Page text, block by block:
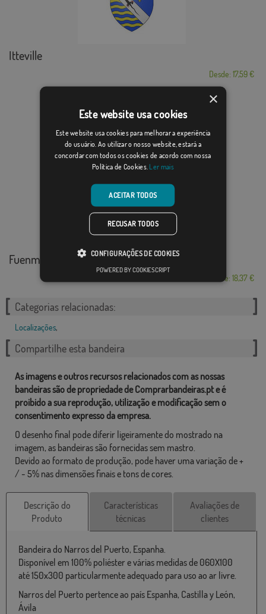
Itteville
Desde: 17,59 €
Fuenmayor
Desde: 18,37 €
Categorias relacionadas:
Localizações,
Compartilhe esta bandeira
As imagens e outros recursos relacionados com as nossas
bandeiras são de propriedade de Comprarbandeiras.pt e é
proibido a sua reprodução, utilização e modificação sem o
consentimento expresso da empresa.
O desenho final pode diferir ligeiramente do mostrado na
imagem, as bandeiras são fornecidas sem mastro.
Devido ao formato de produção, pode haver uma variação de +
/ - 5% nas dimensões finais e tons de cores.
Descrição do
Produto
Características
técnicas
Avaliações de
clientes
Bandeira do Narros del Puerto, Espanha.
Disponível em 100% poliéster e várias medidas de 060X100
até 150x300 particularmente adequado para uso ao ar livre.
Narros del Puerto pertence ao país Espanha, Castilla y León,
Ávila
×
Este website usa cookies
Este website usa cookies para melhorar a experiência
do usuário. Ao utilizar o nosso website, estará a
concordar com todos os cookies de acordo com nossa
Política de Cookies. Ler mais
ACEITAR TODOS
RECUSAR TODOS
CONFIGURAÇÕES DE COOKIES
POWERED BY COOKIESCRIPT